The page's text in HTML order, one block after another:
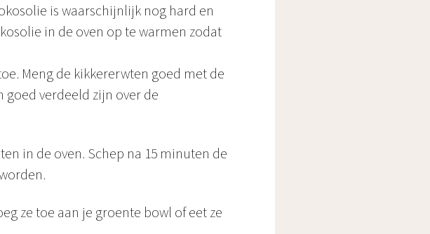
is waarschijnlijk nog hard en
in de oven op te warmen zodat
Meng de kikkererwten goed met de
verdeeld zijn over de
in de oven. Schep na 15 minuten de
ze toe aan je groente bowl of eet ze